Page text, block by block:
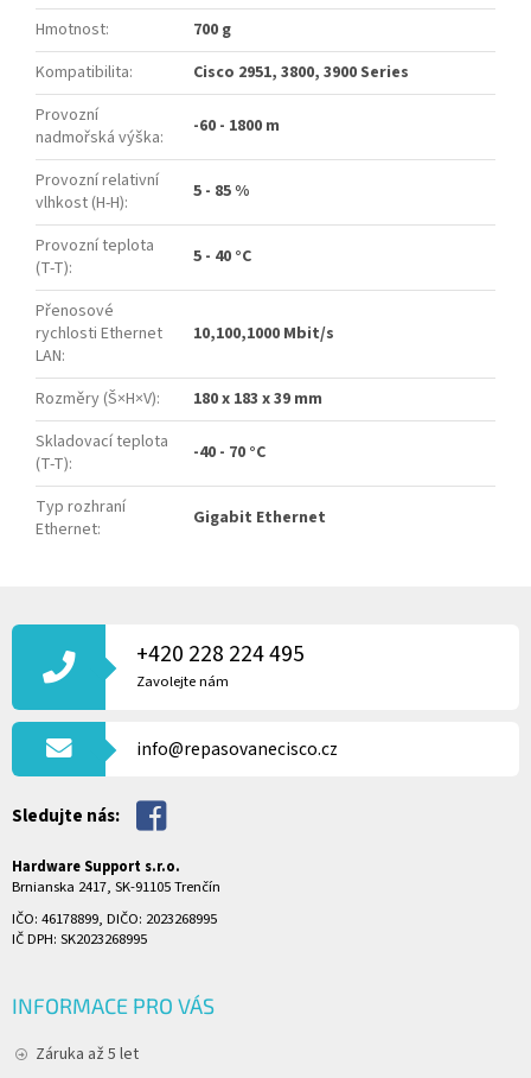
Hmotnost:
700 g
Kompatibilita:
Cisco 2951, 3800, 3900 Series
Provozní
nadmořská výška: -60 - 1800 m
Provozní relativní
vlhkost (H-H): 5 - 85 %
Provozní teplota
(T-T): 5 - 40 °C
Přenosové
rychlosti Ethernet
LAN:
10,100,1000 Mbit/s
Rozměry (Š×H×V):
180 x 183 x 39 mm
Skladovací teplota
(T-T): -40 - 70 °C
Typ rozhraní
Ethernet: Gigabit Ethernet
Á
T
+420 228 224 495
Zavolejte nám
info@repasovanecisco.cz
Sledujte nás:
Hardware Support s.r.o.
Brnianska 2417, SK-91105 Trenčín
IČO: 46178899, DIČO: 2023268995
IČ DPH: SK2023268995
INFORMACE PRO VÁS
Záruka až 5 let